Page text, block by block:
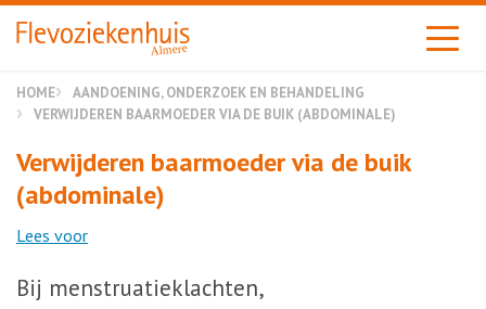
Almere
HOME
AANDOENING, ONDERZOEK EN BEHANDELING
VERWIJDEREN BAARMOEDER VIA DE BUIK (ABDOMINALE)
Verwijderen baarmoeder via de buik
(abdominale)
Lees voor
Bij menstruatieklachten,